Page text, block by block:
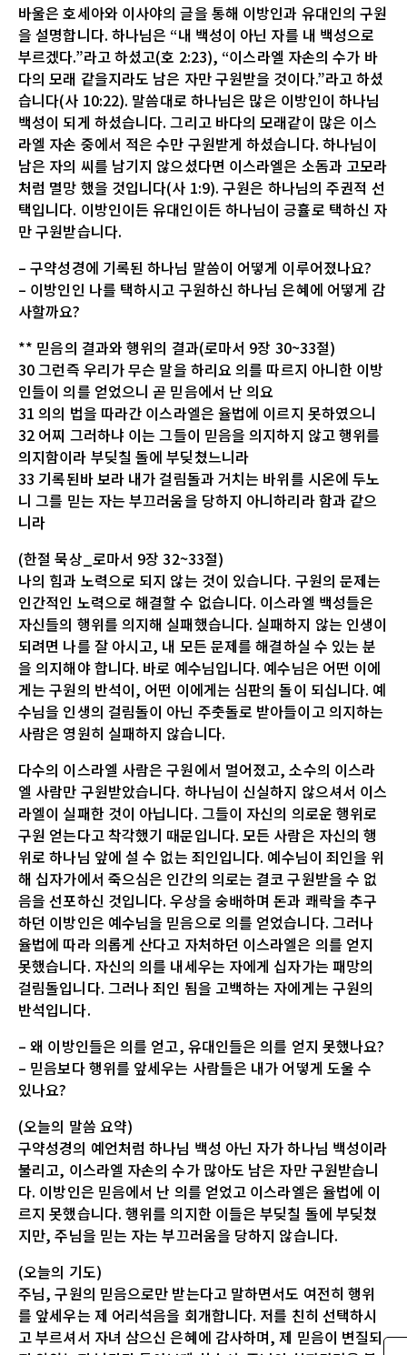
바울은 호세아와 이사야의 글을 통해 이방인과 유대인의 구원
을 설명합니다. 하나님은 “내 백성이 아닌 자를 내 백성으로
부르겠다.”라고 하셨고(호 2:23), “이스라엘 자손의 수가 바
다의 모래 같을지라도 남은 자만 구원받을 것이다.”라고 하셨
습니다(사 10:22). 말씀대로 하나님은 많은 이방인이 하나님
백성이 되게 하셨습니다. 그리고 바다의 모래같이 많은 이스
라엘 자손 중에서 적은 수만 구원받게 하셨습니다. 하나님이
남은 자의 씨를 남기지 않으셨다면 이스라엘은 소돔과 고모라
처럼 멸망 했을 것입니다(사 1:9). 구원은 하나님의 주권적 선
택입니다. 이방인이든 유대인이든 하나님이 긍휼로 택하신 자
만 구원받습니다.
– 구약성경에 기록된 하나님 말씀이 어떻게 이루어졌나요?
– 이방인인 나를 택하시고 구원하신 하나님 은혜에 어떻게 감
사할까요?
** 믿음의 결과와 행위의 결과(로마서 9장 30~33절)
30 그런즉 우리가 무슨 말을 하리요 의를 따르지 아니한 이방
인들이 의를 얻었으니 곧 믿음에서 난 의요
31 의의 법을 따라간 이스라엘은 율법에 이르지 못하였으니
32 어찌 그러하냐 이는 그들이 믿음을 의지하지 않고 행위를
의지함이라 부딪칠 돌에 부딪쳤느니라
33 기록된바 보라 내가 걸림돌과 거치는 바위를 시온에 두노
니 그를 믿는 자는 부끄러움을 당하지 아니하리라 함과 같으
니라
(한절 묵상_로마서 9장 32~33절)
나의 힘과 노력으로 되지 않는 것이 있습니다. 구원의 문제는
인간적인 노력으로 해결할 수 없습니다. 이스라엘 백성들은
자신들의 행위를 의지해 실패했습니다. 실패하지 않는 인생이
되려면 나를 잘 아시고, 내 모든 문제를 해결하실 수 있는 분
을 의지해야 합니다. 바로 예수님입니다. 예수님은 어떤 이에
게는 구원의 반석이, 어떤 이에게는 심판의 돌이 되십니다. 예
수님을 인생의 걸림돌이 아닌 주춧돌로 받아들이고 의지하는
사람은 영원히 실패하지 않습니다.
다수의 이스라엘 사람은 구원에서 멀어졌고, 소수의 이스라
엘 사람만 구원받았습니다. 하나님이 신실하지 않으셔서 이스
라엘이 실패한 것이 아닙니다. 그들이 자신의 의로운 행위로
구원 얻는다고 착각했기 때문입니다. 모든 사람은 자신의 행
위로 하나님 앞에 설 수 없는 죄인입니다. 예수님이 죄인을 위
해 십자가에서 죽으심은 인간의 의로는 결코 구원받을 수 없
음을 선포하신 것입니다. 우상을 숭배하며 돈과 쾌락을 추구
하던 이방인은 예수님을 믿음으로 의를 얻었습니다. 그러나
율법에 따라 의롭게 산다고 자처하던 이스라엘은 의를 얻지
못했습니다. 자신의 의를 내세우는 자에게 십자가는 패망의
걸림돌입니다. 그러나 죄인 됨을 고백하는 자에게는 구원의
반석입니다.
– 왜 이방인들은 의를 얻고, 유대인들은 의를 얻지 못했나요?
– 믿음보다 행위를 앞세우는 사람들은 내가 어떻게 도울 수
있나요?
(오늘의 말씀 요약)
구약성경의 예언처럼 하나님 백성 아닌 자가 하나님 백성이라
불리고, 이스라엘 자손의 수가 많아도 남은 자만 구원받습니
다. 이방인은 믿음에서 난 의를 얻었고 이스라엘은 율법에 이
르지 못했습니다. 행위를 의지한 이들은 부딪칠 돌에 부딪쳤
지만, 주님을 믿는 자는 부끄러움을 당하지 않습니다.
(오늘의 기도)
주님, 구원의 믿음으로만 받는다고 말하면서도 여전히 행위
를 앞세우는 제 어리석음을 회개합니다. 저를 친히 선택하시
고 부르셔서 자녀 삼으신 은혜에 감사하며, 제 믿음이 변질되